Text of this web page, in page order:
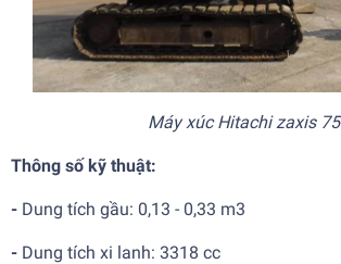
Máy xúc Hitachi zaxis 75
Thông số kỹ thuật:
- Dung tích gầu: 0,13 - 0,33 m3
- Dung tích xi lanh: 3318 cc